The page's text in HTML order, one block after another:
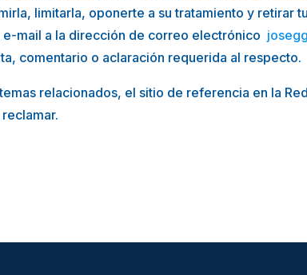
limitarla, oponerte a su tratamiento y retirar
mail a la dirección de correo electrónico
comentario o aclaración requerida al respecto.
relacionados, el sitio de referencia en la